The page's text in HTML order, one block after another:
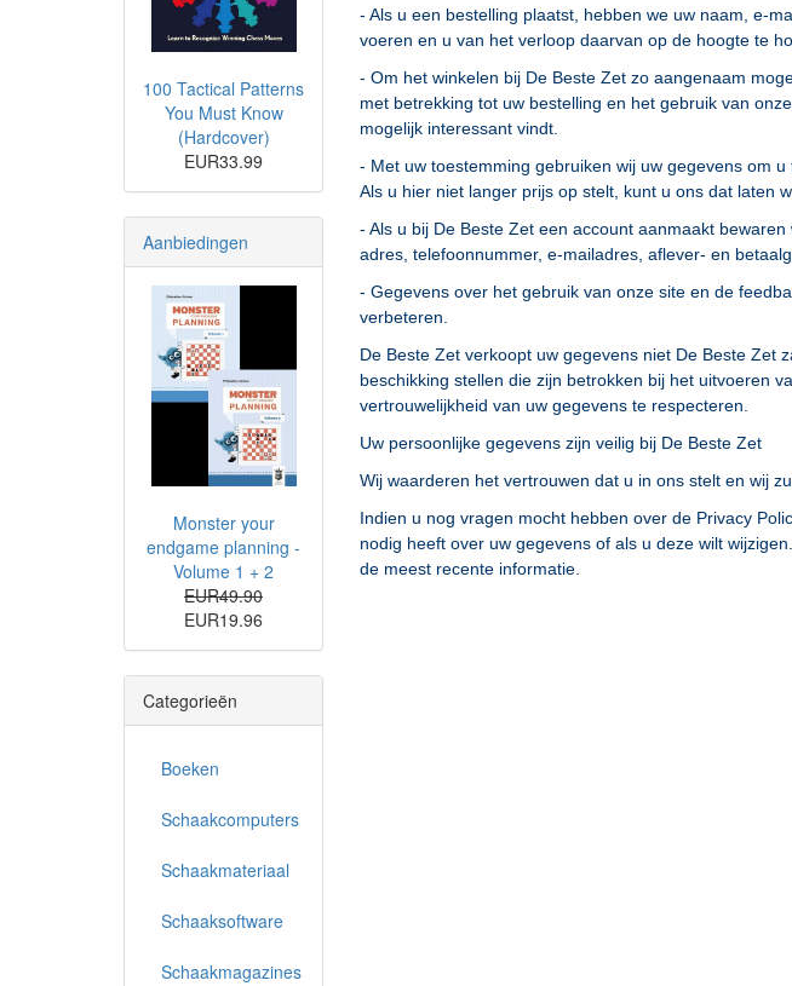
- Als u een bestelling plaatst, hebben we uw naam, e-
voeren en u van het verloop daarvan op de hoogte te
- Om het winkelen bij De Beste Zet zo aangenaam
met betrekking tot uw bestelling en het gebruik van
mogelijk interessant vindt.
- Met uw toestemming gebruiken wij uw gegevens om
Als u hier niet langer prijs op stelt, kunt u ons dat laten
- Als u bij De Beste Zet een account aanmaakt
adres, telefoonnummer, e-mailadres, aflever- en
- Gegevens over het gebruik van onze site en de
verbeteren.
De Beste Zet verkoopt uw gegevens niet De Beste Zet
beschikking stellen die zijn betrokken bij het uitvoeren
vertrouwelijkheid van uw gegevens te respecteren.
Uw persoonlijke gegevens zijn veilig bij De Beste Zet
Wij waarderen het vertrouwen dat u in ons stelt en wij
Indien u nog vragen mocht hebben over de Privacy
nodig heeft over uw gegevens of als u deze wilt
de meest recente informatie.
100 Tactical Patterns
You Must Know
(Hardcover)
EUR33.99
Aanbiedingen
Monster your
endgame planning -
Volume 1 + 2
EUR49.90
EUR19.96
Categorieën
Boeken
Schaakcomputers
Schaakmateriaal
Schaaksoftware
Schaakmagazines